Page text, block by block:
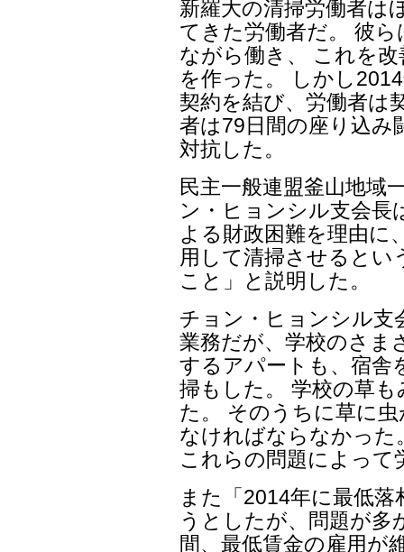
新羅大の清掃労働者は
てきた労働者だ。 彼
ながら働き、 これを
を作った。 しかし
契約を結び、労働者は
者は79日間の座り込み
対抗した。
民主一般連盟釜山地域
ン・ヒョンシル支会長
よる財政困難を理由に
用して清掃させるとい
こと」と説明した。
チョン・ヒョンシル支
業務だが、学校のさま
するアパートも、宿舎
掃もした。 学校の草
た。 そのうちに草に
なければならなかった
これらの問題によって
また「2014年に最低
うとしたが、問題が多
間、最低賃金の雇用が